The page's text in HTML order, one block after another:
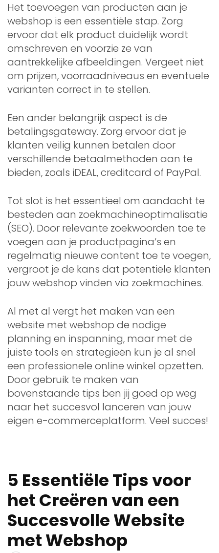
Het toevoegen van producten aan je
webshop is een essentiële stap. Zorg
ervoor dat elk product duidelijk wordt
omschreven en voorzie ze van
aantrekkelijke afbeeldingen. Vergeet niet
om prijzen, voorraadniveaus en eventuele
varianten correct in te stellen.
Een ander belangrijk aspect is de
betalingsgateway. Zorg ervoor dat je
klanten veilig kunnen betalen door
verschillende betaalmethoden aan te
bieden, zoals iDEAL, creditcard of PayPal.
Tot slot is het essentieel om aandacht te
besteden aan zoekmachineoptimalisatie
(SEO). Door relevante zoekwoorden toe te
voegen aan je productpagina’s en
regelmatig nieuwe content toe te voegen,
vergroot je de kans dat potentiële klanten
jouw webshop vinden via zoekmachines.
Al met al vergt het maken van een
website met webshop de nodige
planning en inspanning, maar met de
juiste tools en strategieën kun je al snel
een professionele online winkel opzetten.
Door gebruik te maken van
bovenstaande tips ben jij goed op weg
naar het succesvol lanceren van jouw
eigen e-commerceplatform. Veel succes!
5 Essentiële Tips voor
het Creëren van een
Succesvolle Website
met Webshop